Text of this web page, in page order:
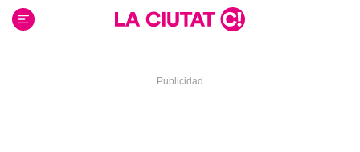
contenido